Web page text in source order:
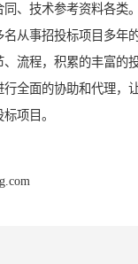
、技术参考资料各类。
名从事招投标项目多年
、流程，积累的丰富的
行全面的协助和代理，
项目。